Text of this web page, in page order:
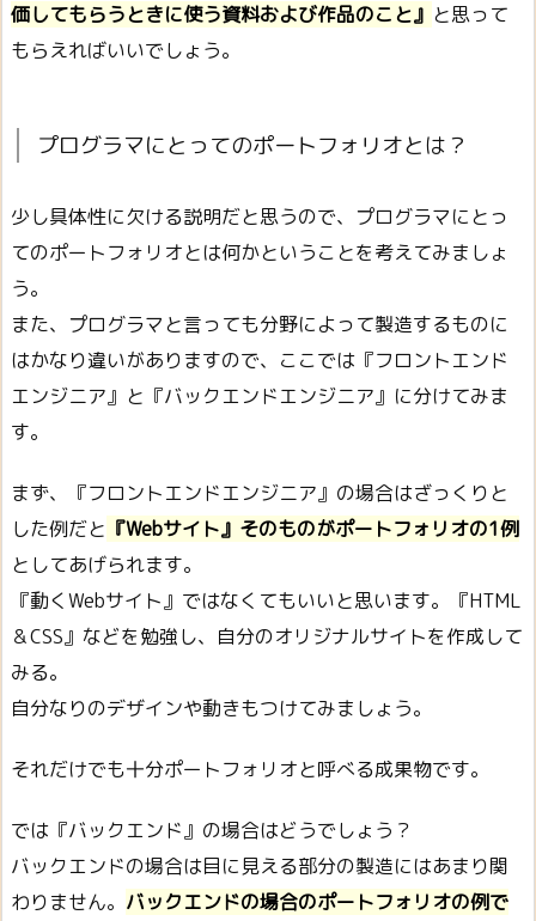
価してもらうときに使う資料および作品のこと』 と思って
もらえればいいでしょう。
プログラマにとってのポートフォリオとは？
少し具体性に欠ける説明だと思うので、プログラマにとっ
てのポートフォリオとは何かということを考えてみましょ
う。
また、プログラマと言っても分野によって製造するものに
はかなり違いがありますので、ここでは『フロントエンド
エンジニア』と『バックエンドエンジニア』に分けてみま
す。
まず、『フロントエンドエンジニア』の場合はざっくりと
した例だと 『Webサイト』そのものがポートフォリオの1例
としてあげられます。
『動くWebサイト』ではなくてもいいと思います。『HTML
＆CSS』などを勉強し、自分のオリジナルサイトを作成して
みる。
自分なりのデザインや動きもつけてみましょう。
それだけでも十分ポートフォリオと呼べる成果物です。
では『バックエンド』の場合はどうでしょう？
バックエンドの場合は目に見える部分の製造にはあまり関
わりません。 バックエンドの場合のポートフォリオの例で